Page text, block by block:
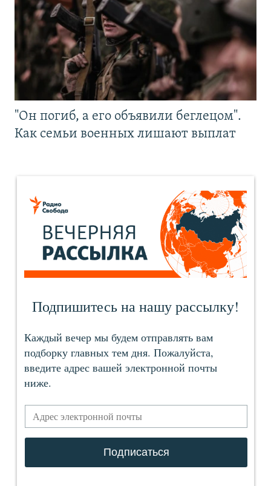
"Он погиб, а его объявили беглецом".
Как семьи военных лишают выплат